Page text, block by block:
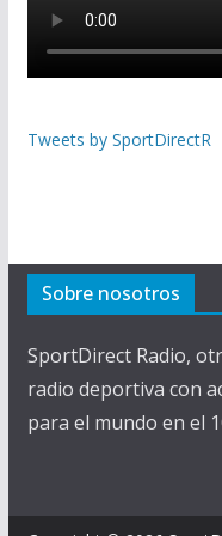
Tweets by SportDirectR
Sobre nosotros
SportDirect Radio,
radio deportiva con
para el mundo en el